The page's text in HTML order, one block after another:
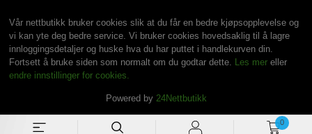
0
Vår nettbutikk bruker cookies slik at du får en bedre kjøpsopplevelse og
vi kan yte deg bedre service. Vi bruker cookies hovedsaklig til å lagre
innloggingsdetaljer og huske hva du har puttet i handlekurven din.
Fortsett å bruke siden som normalt om du godtar dette.
Les mer eller
endre innstillinger for cookies.
Powered by 24Nettbutikk